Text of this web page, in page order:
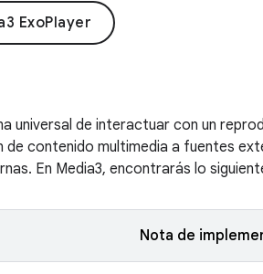
ExoPlayer
universal de interactuar con un
de contenido multimedia a fuentes
En Media3, encontrarás lo
Nota de